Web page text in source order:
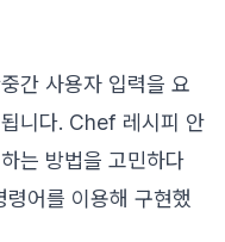
간 사용자 입력을 요
니다. Chef 레시피 안
는 방법을 고민하다
령어를 이용해 구현했